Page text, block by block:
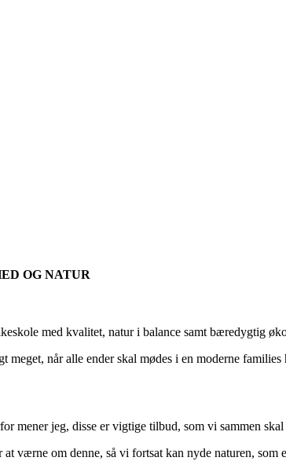
OG NATUR
med kvalitet, natur i balance samt bæredygtig
når alle ender skal mødes i en moderne
mener jeg, disse er vigtige tilbud, som vi sammen
værne om denne, så vi fortsat kan nyde naturen, som